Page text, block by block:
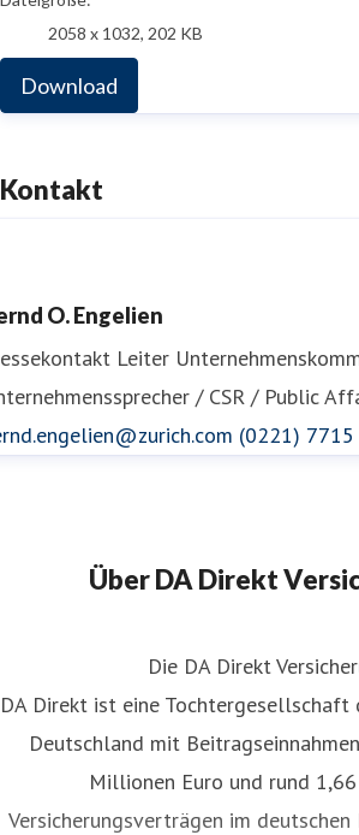
2058 x 1032, 202 KB
Download
Kontakt
O. Engelien
Leiter
/ CSR / Public
(0221)
Über DA Direkt
Die DA Direkt
DA Direkt ist eine Tochtergesellschaft
Deutschland mit
Millionen Euro und rund
Versicherungsverträgen im